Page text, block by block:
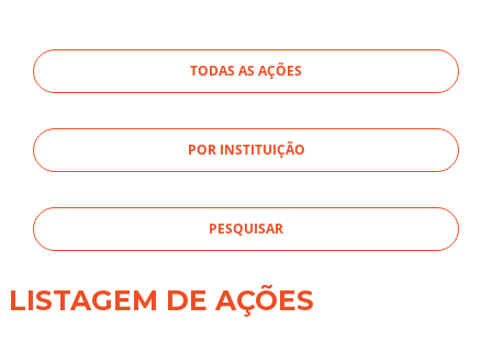
TODAS AS AÇÕES
POR INSTITUIÇÃO
LISTAGEM DE AÇÕES